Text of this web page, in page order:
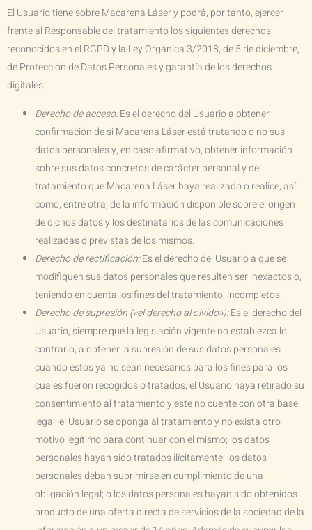
El Usuario tiene sobreMacarena Lásery podrá, por tanto, ejercer
frente al Responsable del tratamiento los siguientes derechos
reconocidos en el RGPD y la Ley Orgánica 3/2018, de 5 de diciembre,
de Protección de Datos Personales y garantía de los derechos
digitales:
Derecho de acceso:Es el derecho del Usuario a obtener
confirmación de si Macarena Láserestá tratando o no sus
datos personales y, en caso afirmativo, obtener información
sobre sus datos concretos de carácter personal y del
tratamiento queMacarena Láserhaya realizado o realice, así
como, entre otra, de la información disponible sobre el origen
de dichos datos y los destinatarios de las comunicaciones
realizadas o previstas de los mismos.
Derecho de rectificación:Es el derecho del Usuario a que se
modifiquen sus datos personales que resulten ser inexactos o,
teniendo en cuenta los fines del tratamiento, incompletos.
Derecho de supresión («el derecho al olvido»):Es el derecho del
Usuario, siempre que la legislación vigente no establezca lo
contrario, a obtener la supresión de sus datos personales
cuando estos ya no sean necesarios para los fines para los
cuales fueron recogidos o tratados; el Usuario haya retirado su
consentimiento al tratamiento y este no cuente con otra base
legal; el Usuario se oponga al tratamiento y no exista otro
motivo legítimo para continuar con el mismo; los datos
personales hayan sido tratados ilícitamente; los datos
personales deban suprimirse en cumplimiento de una
obligación legal; o los datos personales hayan sido obtenidos
producto de una oferta directa de servicios de la sociedad de la